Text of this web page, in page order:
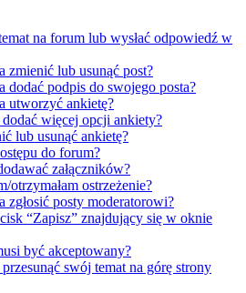
na forum lub wysłać odpowiedź w
zmienić lub usunąć post?
dodać podpis do swojego posta?
utworzyć ankietę?
więcej opcji ankiety?
lub usunąć ankietę?
do forum?
załączników?
otrzymałam ostrzeżenie?
zgłosić posty moderatorowi?
“Zapisz” znajdujący się w oknie
być akceptowany?
swój temat na górę strony